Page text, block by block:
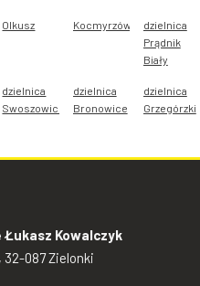
Olkusz Kocmyrzów
dzielnica
Prądnik
Biały
dzielnica
Swoszowice
dzielnica
Bronowice
dzielnica
Grzegórzki
Kowalczyk
32-087 Zielonki